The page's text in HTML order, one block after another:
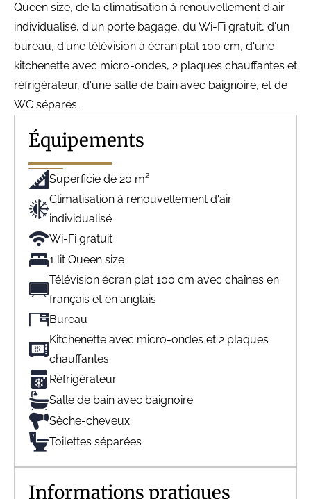
Queen size, de la climatisation à renouvellement d'air
individualisé, d'un porte bagage, du Wi-Fi gratuit, d'un
bureau, d'une télévision à écran plat 100 cm, d'une
kitchenette avec micro-ondes, 2 plaques chauffantes et
réfrigérateur, d'une salle de bain avec baignoire, et de
WC séparés.
Équipements
Superficie de 20 m²
Climatisation à renouvellement d'air
individualisé
Wi-Fi gratuit
1 lit Queen size
Télévision écran plat 100 cm avec chaînes en
français et en anglais
Bureau
Kitchenette avec micro-ondes et 2 plaques
chauffantes
Réfrigérateur
Salle de bain avec baignoire
Sèche-cheveux
Toilettes séparées
Informations pratiques